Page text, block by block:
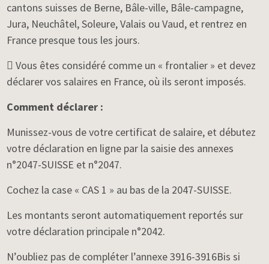
cantons suisses de Berne, Bâle-ville, Bâle-campagne,
Jura, Neuchâtel, Soleure, Valais ou Vaud, et rentrez en
France presque tous les jours.
 Vous êtes considéré comme un « frontalier » et devez
déclarer vos salaires en France, où ils seront imposés.
Comment déclarer :
Munissez-vous de votre certificat de salaire, et débutez
votre déclaration en ligne par la saisie des annexes
n°2047-SUISSE et n°2047.
Cochez la case « CAS 1 » au bas de la 2047-SUISSE.
Les montants seront automatiquement reportés sur
votre déclaration principale n°2042.
N’oubliez pas de compléter l’annexe 3916-3916Bis si